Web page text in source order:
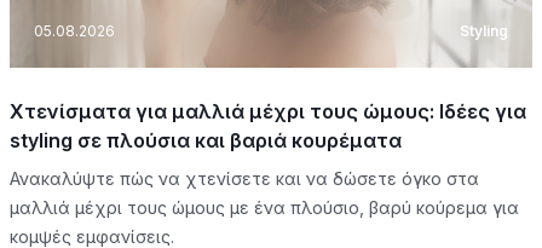
05.08.2026 Styling
Χτενίσματα για μαλλιά μέχρι τους ώμους: Ιδέες για
styling σε πλούσια και βαριά κουρέματα
Ανακαλύψτε πώς να χτενίσετε και να δώσετε όγκο στα
μαλλιά μέχρι τους ώμους με ένα πλούσιο, βαρύ κούρεμα για
κομψές εμφανίσεις.